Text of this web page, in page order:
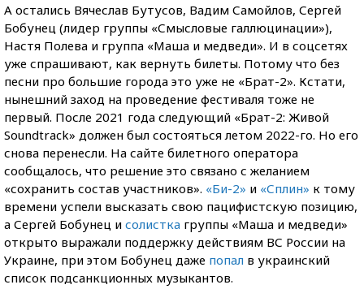
А остались Вячеслав Бутусов, Вадим Самойлов, Сергей
Бобунец (лидер группы «Смысловые галлюцинации»),
Настя Полева и группа «Маша и медведи». И в соцсетях
уже спрашивают, как вернуть билеты. Потому что без
песни про большие города это уже не «Брат-2». Кстати,
нынешний заход на проведение фестиваля тоже не
первый. После 2021 года следующий «Брат-2: Живой
Soundtrack» должен был состояться летом 2022-го. Но его
снова перенесли. На сайте билетного оператора
сообщалось, что решение это связано с желанием
«сохранить состав участников». «Би-2» и «Сплин» к тому
времени успели высказать свою пацифистскую позицию,
а Сергей Бобунец и солистка группы «Маша и медведи»
открыто выражали поддержку действиям ВС России на
Украине, при этом Бобунец даже попал в украинский
список подсанкционных музыкантов.